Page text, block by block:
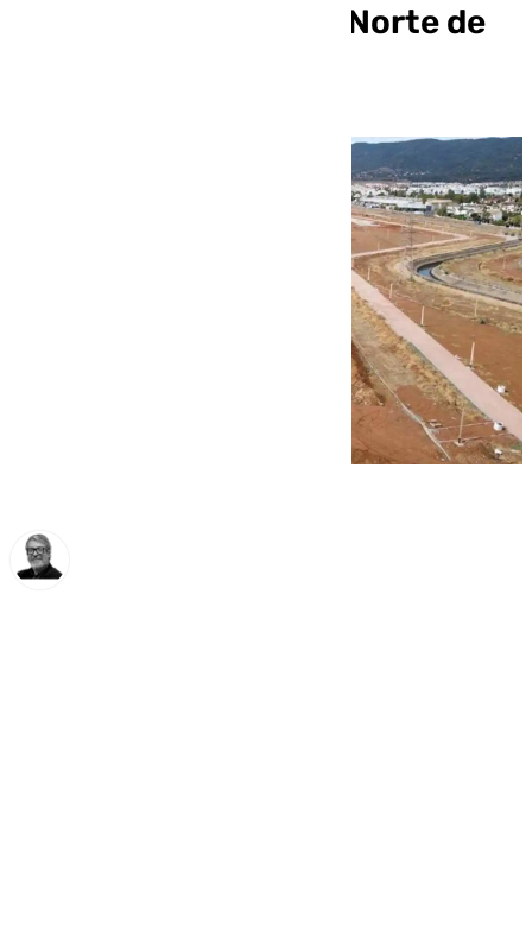
hallados en la Ronda Norte de